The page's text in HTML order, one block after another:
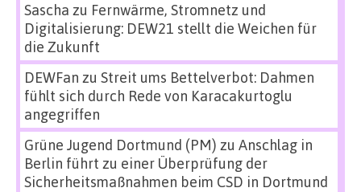
Sascha zu Fernwärme, Stromnetz und
Digitalisierung: DEW21 stellt die Weichen für
die Zukunft
DEWFan zu Streit ums Bettelverbot: Dahmen
fühlt sich durch Rede von Karacakurtoglu
angegriffen
Grüne Jugend Dortmund (PM) zu Anschlag in
Berlin führt zu einer Überprüfung der
Sicherheitsmaßnahmen beim CSD in Dortmund